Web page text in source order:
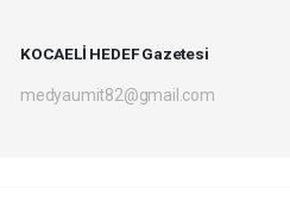
KOCAELİ HEDEF Gazetesi
medyaumit82@gmail.com